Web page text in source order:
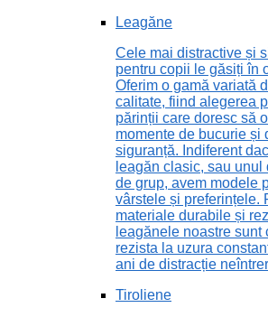
Leagăne
Cele mai distractive și
pentru copii le găsiți în
Oferim o gamă variată
calitate, fiind alegerea
părinții care doresc să
momente de bucurie și
siguranță. Indiferent
leagăn clasic, sau
de grup, avem modele
vârstele și preferințele.
materiale durabile și
leagănele noastre sunt
rezista la uzura
ani de distracție
Tiroliene